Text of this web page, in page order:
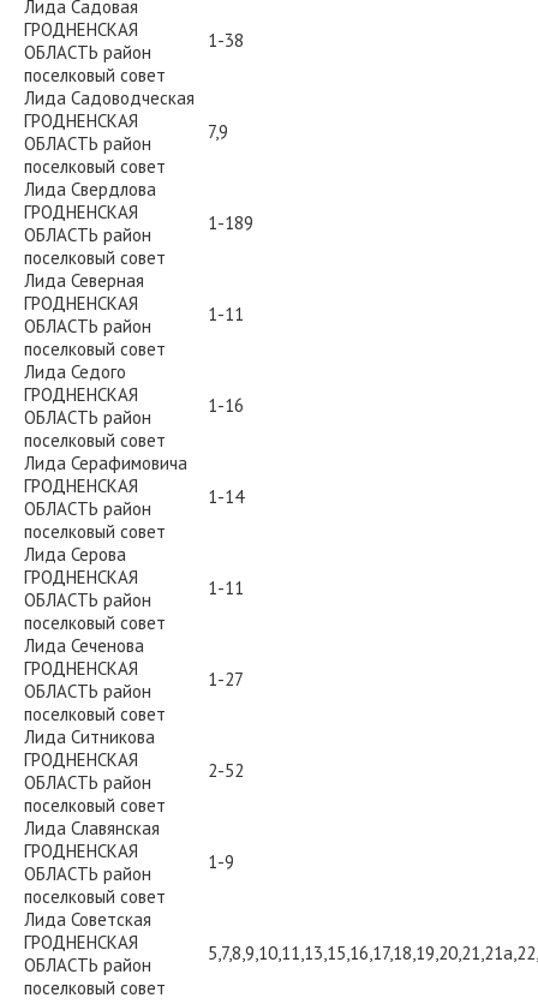
Лида Садовая
ГРОДНЕНСКАЯ
ОБЛАСТЬ район
поселковый совет
1-38
Лида Садоводческая
ГРОДНЕНСКАЯ
ОБЛАСТЬ район
поселковый совет
7,9
Лида Свердлова
ГРОДНЕНСКАЯ
ОБЛАСТЬ район
поселковый совет
1-189
Лида Северная
ГРОДНЕНСКАЯ
ОБЛАСТЬ район
поселковый совет
1-11
Лида Седого
ГРОДНЕНСКАЯ
ОБЛАСТЬ район
поселковый совет
1-16
Лида Серафимовича
ГРОДНЕНСКАЯ
ОБЛАСТЬ район
поселковый совет
1-14
Лида Серова
ГРОДНЕНСКАЯ
ОБЛАСТЬ район
поселковый совет
1-11
Лида Сеченова
ГРОДНЕНСКАЯ
ОБЛАСТЬ район
поселковый совет
1-27
Лида Ситникова
ГРОДНЕНСКАЯ
ОБЛАСТЬ район
поселковый совет
2-52
Лида Славянская
ГРОДНЕНСКАЯ
ОБЛАСТЬ район
поселковый совет
1-9
Лида Советская
ГРОДНЕНСКАЯ
ОБЛАСТЬ район
поселковый совет